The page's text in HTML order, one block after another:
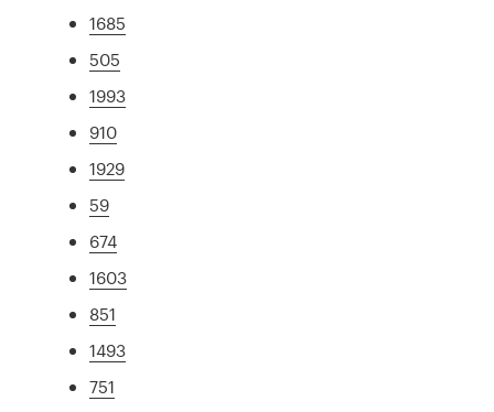
1685
505
1993
910
1929
59
674
1603
851
1493
751